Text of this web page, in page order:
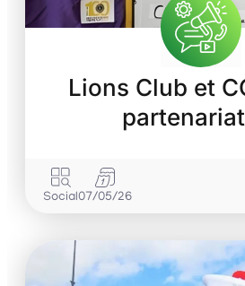
Lions Club et
Social07/05/26